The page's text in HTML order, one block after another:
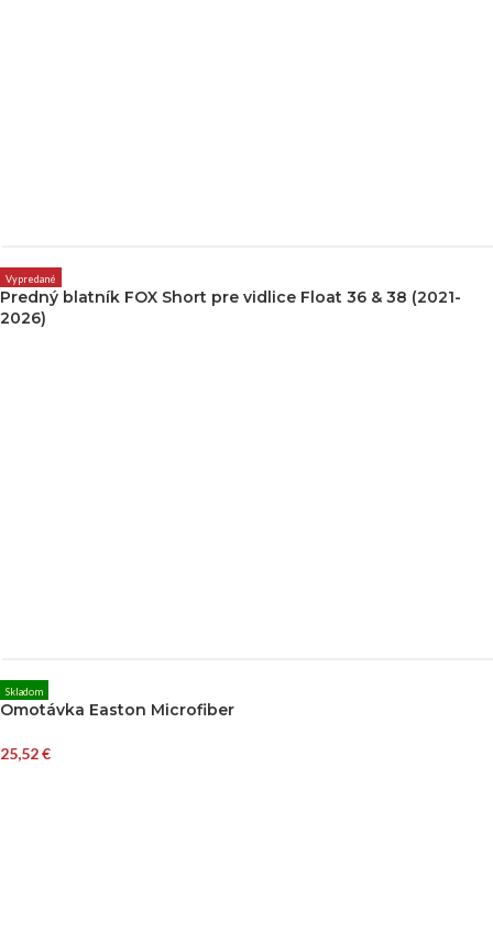
Vypredané
Predný blatník FOX Short pre vidlice Float 36 & 38 (2021-
2026)
Skladom
Omotávka Easton Microfiber
25,52€